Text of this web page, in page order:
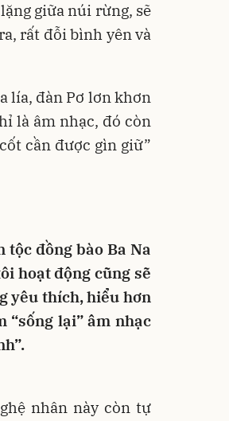
giữa núi rừng, sẽ
rất đỗi bình yên và
lía, đàn Pơ lơn khơn
là âm nhạc, đó còn
cần được gìn giữ”
đồng bào Ba Na
hoạt động cũng sẽ
yêu thích, hiểu hơn
“sống lại” âm nhạc
nhân này còn tự